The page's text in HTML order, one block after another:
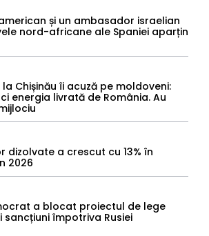
și un ambasador israelian
nord-africane ale Spaniei aparțin
Chișinău îi acuză pe moldoveni:
energia livrată de România. Au
dizolvate a crescut cu 13% în
2026
a blocat proiectul de lege
sancțiuni împotriva Rusiei